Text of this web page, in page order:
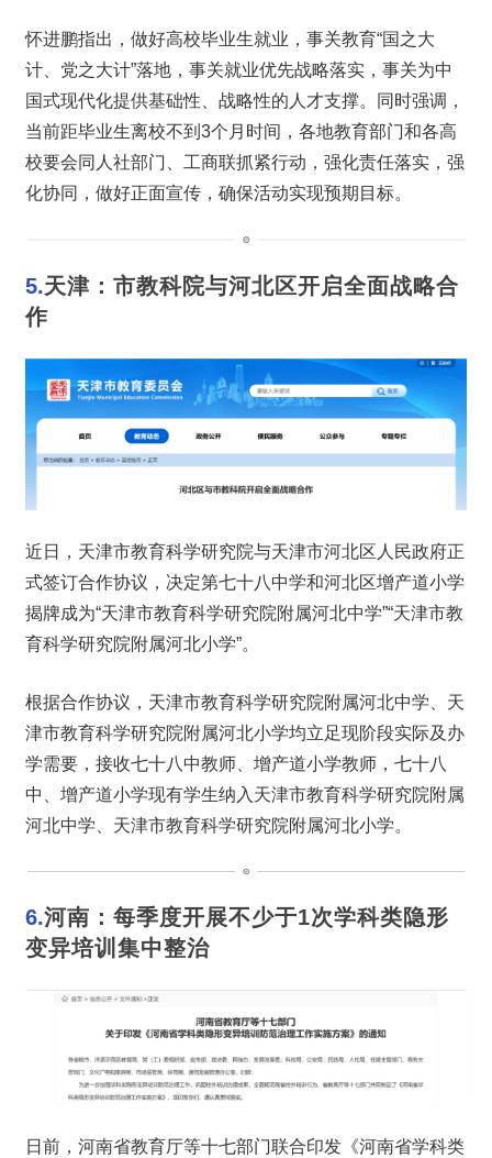
怀进鹏指出，做好高校毕业生就业，事关教育“国之大
计、党之大计”落地，事关就业优先战略落实，事关为中
国式现代化提供基础性、战略性的人才支撑。同时强调，
当前距毕业生离校不到3个月时间，各地教育部门和各高
校要会同人社部门、工商联抓紧行动，强化责任落实，强
化协同，做好正面宣传，确保活动实现预期目标。
5.天津：市教科院与河北区开启全面战略合
作
近日，天津市教育科学研究院与天津市河北区人民政府正
式签订合作协议，决定第七十八中学和河北区增产道小学
揭牌成为“天津市教育科学研究院附属河北中学”“天津市教
育科学研究院附属河北小学”。
根据合作协议，天津市教育科学研究院附属河北中学、天
津市教育科学研究院附属河北小学均立足现阶段实际及办
学需要，接收七十八中教师、增产道小学教师，七十八
中、增产道小学现有学生纳入天津市教育科学研究院附属
河北中学、天津市教育科学研究院附属河北小学。
6.河南：每季度开展不少于1次学科类隐形
变异培训集中整治
日前，河南省教育厅等十七部门联合印发《河南省学科类